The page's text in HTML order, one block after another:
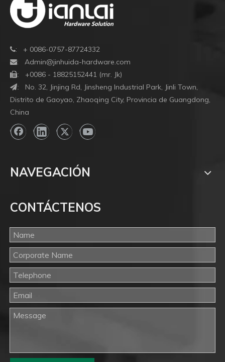
: + 0086-0757-87724332
: Admin@jinhuida-hardware.com
: +0086 - 18825152441 (mr. Jk)
: No. 32, Jinjing Rd, Jinsheng Industrial Park, Jinli Town,
Distrito de Gaoyao, Zhaoqing City, Provincia de Guangdong,
China
NAVEGACIÓN
CONTÁCTENOS